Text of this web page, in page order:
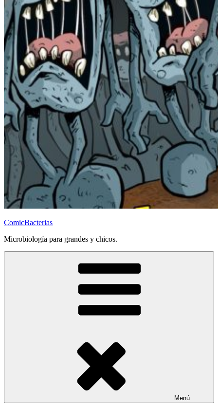
ComicBacterias
Microbiología para grandes y chicos.
Menú